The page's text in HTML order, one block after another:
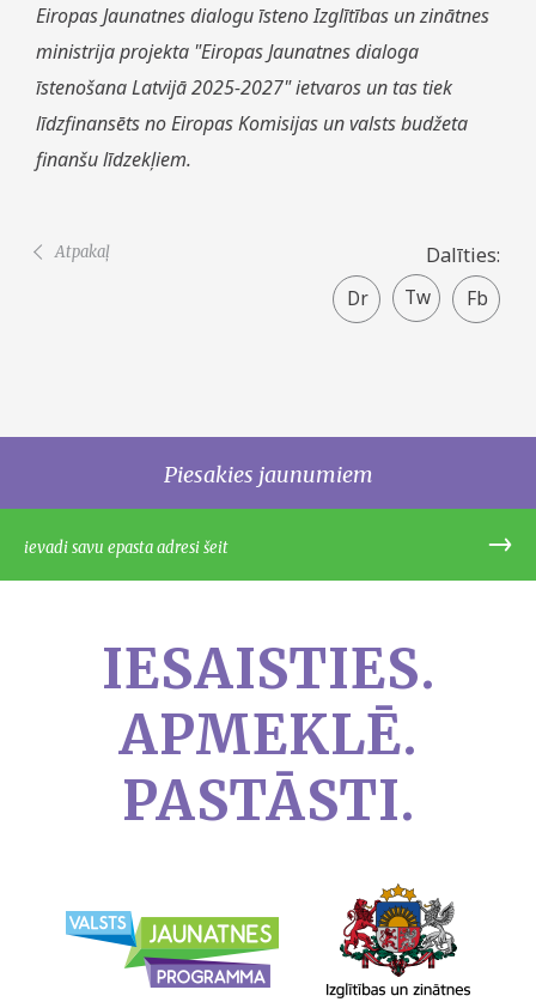
Dalīties:
Facebook
share
Twitter
Eiropas Jaunatnes dialogu īsteno Izglītības un zinātnes
ministrija projekta "Eiropas Jaunatnes dialoga
īstenošana Latvijā 2025-2027" ietvaros un tas tiek
līdzfinansēts no Eiropas Komisijas un valsts budžeta
finanšu līdzekļiem.
Atpakaļ
Piesakies jaunumiem
IESAISTIES.
APMEKLĒ.
PASTĀSTI.